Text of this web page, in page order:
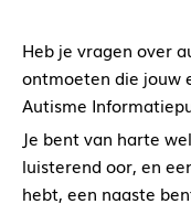
Heb je vragen over
ontmoeten die jouw
Autisme
Je bent van harte
luisterend oor, en
hebt, een naaste